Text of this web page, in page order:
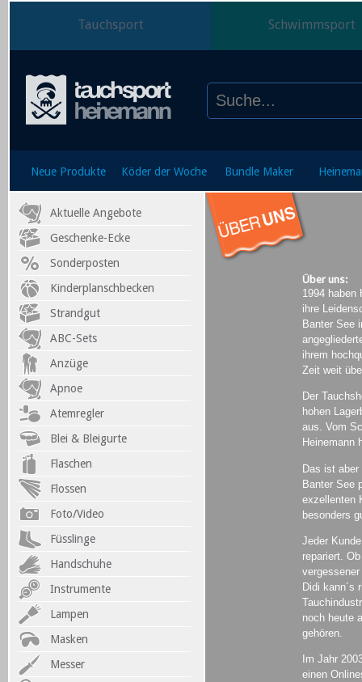
Tauchsport Schwimmsport
Neue Produkte Köder der Woche Bundle Maker
Aktuelle Angebote
Geschenke-Ecke
Sonderposten
Kinderplanschbecken
Strandgut
ABC-Sets
Anzüge
Apnoe
Atemregler
Blei & Bleigurte
Flaschen
Flossen
Foto/Video
Füsslinge
Handschuhe
Instrumente
Lampen
Masken
Messer
Über uns:
1994 haben
ihre
Banter See
ihrem
Zeit weit
Der
hohen
aus. Vom
Heinemann
Das ist aber
Banter See
exzellenten
besonders
Jeder
repariert.
Didi kann´s
noch heute
gehören.
Im Jahr
einen